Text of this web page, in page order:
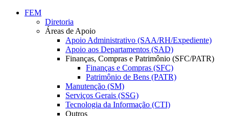
Conteúdo principal
FEM
Diretoria
Áreas de Apoio
Apoio Administrativo (SAA/RH/Expediente)
Apoio aos Departamentos (SAD)
Finanças, Compras e Patrimônio (SFC/PATR)
Finanças e Compras (SFC)
Patrimônio de Bens (PATR)
Manutenção (SM)
Serviços Gerais (SSG)
Tecnologia da Informação (CTI)
Outros